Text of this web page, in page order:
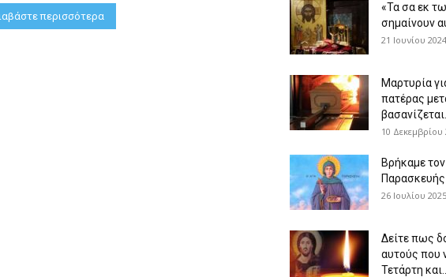
περισσότερα
«Τα σα εκ
σημαίνουν
21 Ιουνίου 2024
Μαρτυρία
πατέρας
βασανίζεται...
10 Δεκεμβρίου
Βρήκαμε
26 Ιουλίου 2025
Δείτε πως
αυτούς που
Τετάρτη και...